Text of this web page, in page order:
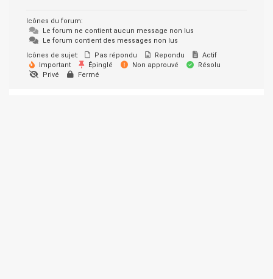
Icônes du forum:
Le forum ne contient aucun message non lus
Le forum contient des messages non lus
Icônes de sujet:
Pas répondu Repondu
Actif
Important
Épinglé Non approuvé
Résolu
Privé
Fermé